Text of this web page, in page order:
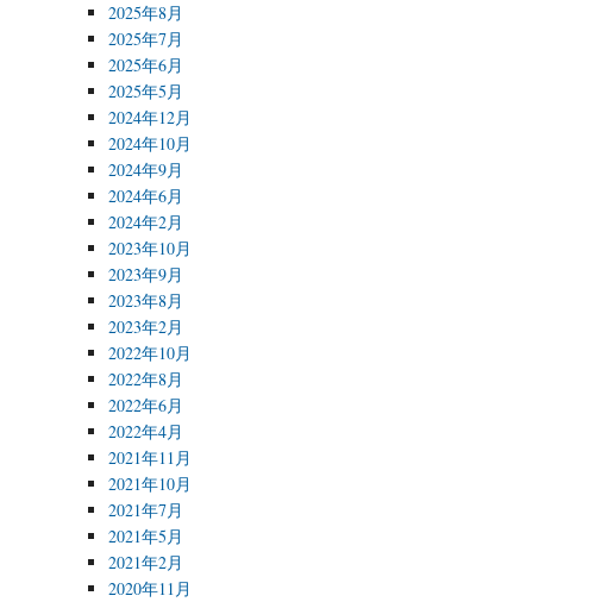
2025年8月
2025年7月
2025年6月
2025年5月
2024年12月
2024年10月
2024年9月
2024年6月
2024年2月
2023年10月
2023年9月
2023年8月
2023年2月
2022年10月
2022年8月
2022年6月
2022年4月
2021年11月
2021年10月
2021年7月
2021年5月
2021年2月
2020年11月